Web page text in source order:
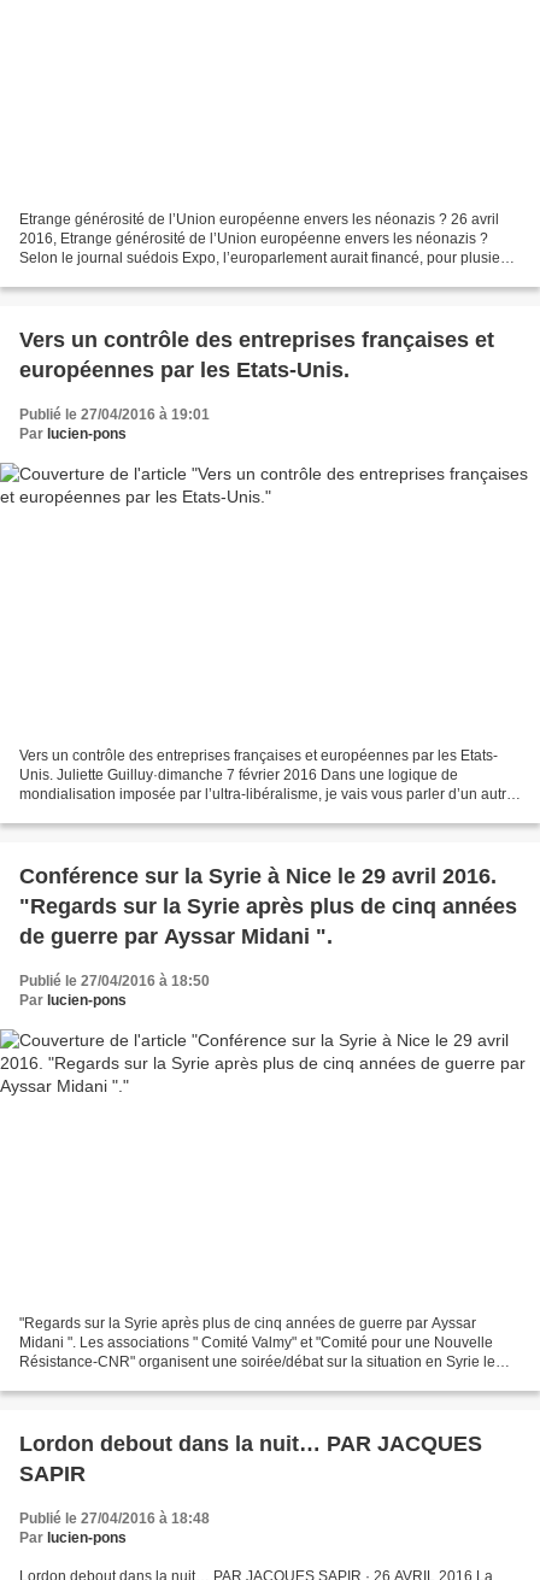
(Virginie) qui ont enquêté sur plusieurs pistes
concernant le 11 Septembre, disent que
pratiquement toutes les routes mènent à
au consulat saoudien à Los Angeles. Et
pourtant, encore et toujours, il leur a été
demandé de ne pas remonter ces pistes.
L’excuse en général était “l’immunité
diplomatique”. Ces sources disent que les
pages manquantes du rapport d’enquête du
y compris une frénésie d’appels téléphoniques
avant le 11 Septembre entre un des soutiens
saoudiens des pirates de l’air à San Diego et
l’ambassade d’Arabie saoudite, et le transfert
ensuite de quelque 130 000 dollars d’un compte
du prince Bandar, ambassadeur saoudien, à un
autre soutien saoudien des pirates de l’air à San
Diego. Prince Bandar Photo: Reuters Prince
Bandar Un enquêteur qui travaillait avec la Joint
Terrorism Task Forces de Washington s’est
plaint qu’au lieu d’enquêter sur Bandar, le
de l’Ambassade, “mais l’ambassade s’est
plainte auprès du Procureur” et leurs visas
diplomatiques ont été révoqués à titre de
compromis. L’ancien agent du FBI John
Guandolo, qui a travaillé sur les affaires liées au
11 Septembre et à al-Qaïda pour le bureau de
un suspect clé dans l’enquête sur le 11-
Etrange générosité de l’Union européenne envers les néonazis ? 26 avril
2016, Etrange générosité de l’Union européenne envers les néonazis ?
Selon le journal suédois Expo, l’europarlement aurait financé, pour plusieurs
Vers un contrôle des entreprises françaises et
européennes par les Etats-Unis.
Publié le 27/04/2016 à 19:01
Par lucien-pons
Vers un contrôle des entreprises françaises et européennes par les Etats-
Unis. Juliette Guilluy·dimanche 7 février 2016 Dans une logique de
mondialisation imposée par l’ultra-libéralisme, je vais vous parler d’un autre
Conférence sur la Syrie à Nice le 29 avril 2016.
"Regards sur la Syrie après plus de cinq années
de guerre par Ayssar Midani ".
Publié le 27/04/2016 à 18:50
Par lucien-pons
"Regards sur la Syrie après plus de cinq années de guerre par Ayssar
Midani ". Les associations " Comité Valmy" et "Comité pour une Nouvelle
Résistance-CNR" organisent une soirée/débat sur la situation en Syrie le
Lordon debout dans la nuit… PAR JACQUES
SAPIR
Publié le 27/04/2016 à 18:48
Par lucien-pons
Lordon debout dans la nuit… PAR JACQUES SAPIR · 26 AVRIL 2016 La